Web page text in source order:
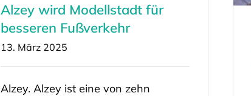
Alzey wird Modellstadt für
besseren Fußverkehr
13. März 2025
Alzey. Alzey ist eine von zehn